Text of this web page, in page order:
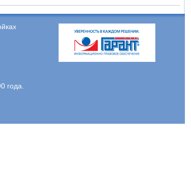
года.